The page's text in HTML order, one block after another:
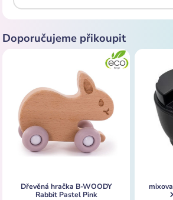
Doporučujeme přikoupit
Dřevěná hračka B-WOODY
Rabbit Pastel Pink